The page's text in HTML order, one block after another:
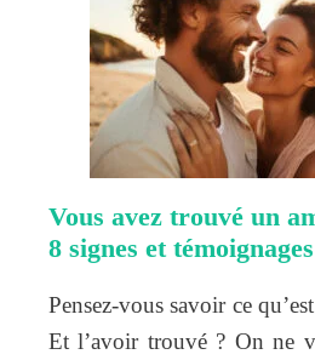
Vous avez trouvé un
8 signes et témoignages
Pensez-vous savoir ce
Et l’avoir trouvé ? On ne